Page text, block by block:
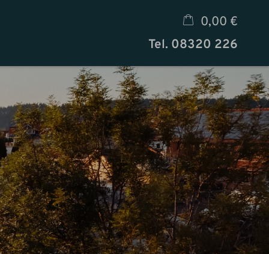
Tel. 08320 226
0,00 €
×
Warenkorb ist leer